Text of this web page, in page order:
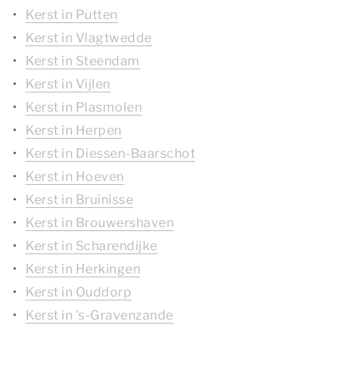
Kerst in Putten
Kerst in Vlagtwedde
Kerst in Steendam
Kerst in Vijlen
Kerst in Plasmolen
Kerst in Herpen
Kerst in Diessen-Baarschot
Kerst in Hoeven
Kerst in Bruinisse
Kerst in Brouwershaven
Kerst in Scharendijke
Kerst in Herkingen
Kerst in Ouddorp
Kerst in 's-Gravenzande